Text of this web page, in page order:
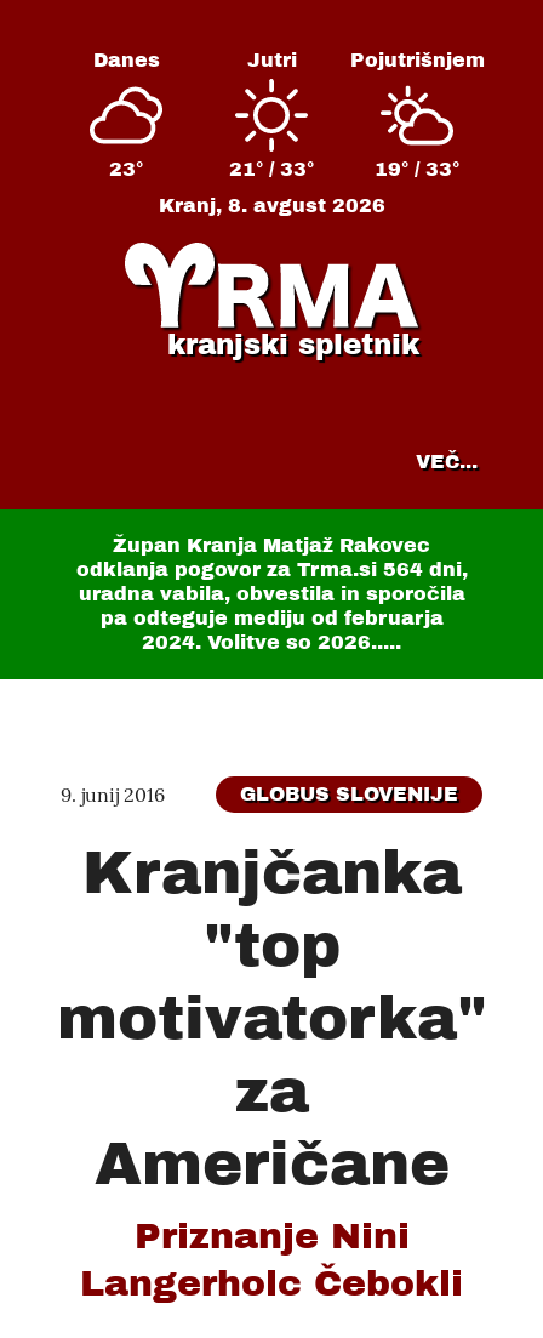
Danes
23°
Jutri
21° / 33°
Pojutrišnjem
19° / 33°
Kranj, 8. avgust 2026
kranjski spletnik
VEČ...
Župan Kranja Matjaž Rakovec
odklanja pogovor za Trma.si 564 dni,
uradna vabila, obvestila in sporočila
pa odteguje mediju od februarja
2024. Volitve so 2026.....
9. junij 2016 GLOBUS SLOVENIJE
Kranjčanka
"top
motivatorka"
za
Američane
Priznanje Nini
Langerholc Čebokli